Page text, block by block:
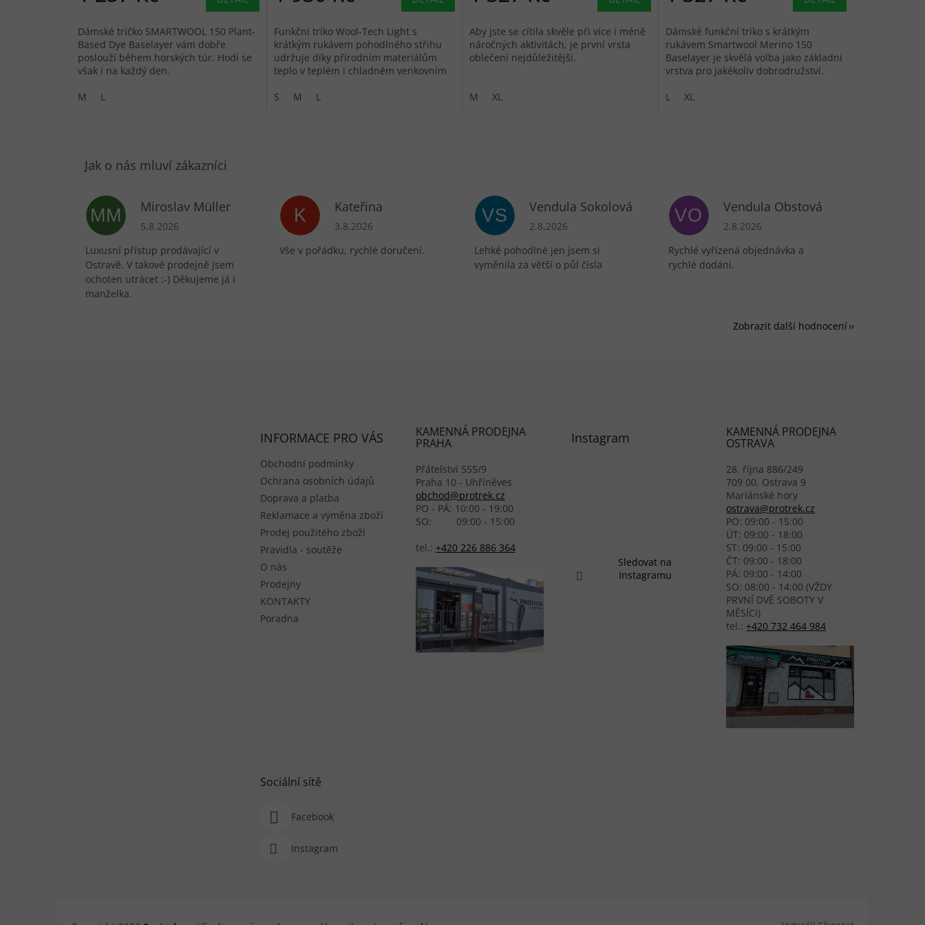
Dámské tričko SMARTWOOL 150 Plant-
Based Dye Baselayer vám dobře
poslouží během horských túr. Hodí se
však i na každý den.
M
L
Funkční triko Wool-Tech Light s
krátkým rukávem pohodlného střihu
udržuje díky přírodním materiálům
teplo v teplém i chladném venkovním
proti...
S M L
Aby jste se cítila skvěle při více i méně
náročných aktivitách, je první vrsta
oblečení nejdůležitější.
M XL
Dámské funkční triko s krátkým
rukávem Smartwool Merino 150
Baselayer je skvělá volba jako základní
vrstva pro jakékoliv dobrodružství.
L
XL
MM Miroslav Müller
Hodnocení obchodu je 5 z 5 hvězdiček.
5.8.2026
Luxusní přístup prodávající v
Ostravě. V takové prodejně jsem
ochoten utrácet :-) Děkujeme já i
manželka.
K Kateřina
Hodnocení obchodu je 5 z 5 hvězdiček.
3.8.2026
Vše v pořádku, rychlé doručení.
VS Vendula Sokolová
Hodnocení obchodu je 5 z 5 hvězdiček.
2.8.2026
Lehké pohodlné jen jsem si
vyměnila za větší o půl čísla
VO Vendula Obstová
Hodnocení obchodu je 5 z 5 hvězdiček.
2.8.2026
Rychlé vyřízená objednávka a
rychlé dodání.
Zobrazit další hodnocení
INFORMACE PRO VÁS
Obchodní podmínky
Ochrana osobních údajů
Doprava a platba
Reklamace a výměna zboží
Prodej použitého zboží
Pravidla - soutěže
O nás
Prodejny
KONTAKTY
Poradna
KAMENNÁ PRODEJNA
PRAHA
Přátelství 555/9
Praha 10 - Uhříněves
obchod@protrek.cz
PO - PÁ: 10:00 - 19:00
SO: 09:00 - 15:00
tel.: +420 226 886 364
Instagram
Sledovat na
Instagramu
KAMENNÁ PRODEJNA
OSTRAVA
28. října 886/249
709 00, Ostrava 9
Mariánské hory
ostrava@protrek.cz
PO: 09:00 - 15:00
ÚT: 09:00 - 18:00
ST: 09:00 - 15:00
ČT: 09:00 - 18:00
PÁ: 09:00 - 14:00
SO: 08:00 - 14:00 (VŽDY
PRVNÍ DVĚ SOBOTY V
MĚSÍCI)
tel.:+420 732 464 984
Sociální sítě
Facebook
Instagram